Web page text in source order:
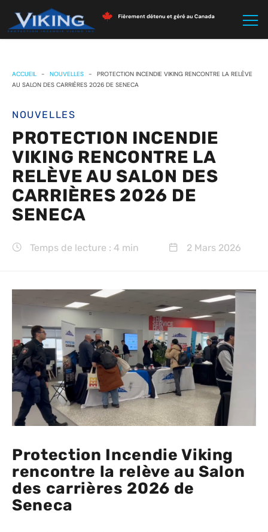
ACCUEIL - NOUVELLES -
PROTECTION INCENDIE VIKING RENCONTRE LA RELÈVE
AU SALON DES CARRIÈRES 2026 DE SENECA
NOUVELLES
PROTECTION INCENDIE
VIKING RENCONTRE LA
RELÈVE AU SALON DES
CARRIÈRES 2026 DE
SENECA
Temps de lecture : 4 min 2 Mars 2026
Protection Incendie Viking
rencontre la relève au Salon
des carrières 2026 de
Seneca